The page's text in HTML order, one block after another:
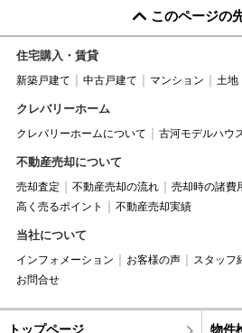
このページの
住宅購入・賃貸
新築戸建て 中古戸建て マンション 土地
クレバリーホーム
クレバリーホームについて 古河モデルハウ
不動産売却について
売却査定 不動産売却の流れ 売却時の諸費
高く売るポイント
不動産売却実績
当社について
インフォメーション お客様の声 スタッフ
お問合せ
トップページ 物件